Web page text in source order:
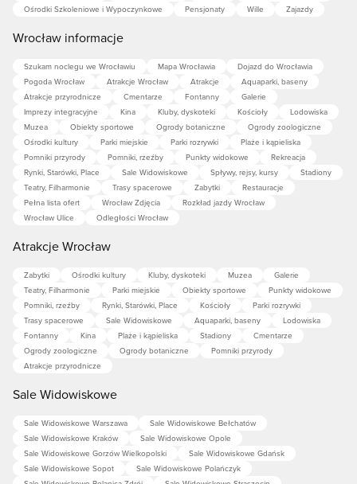
Ośrodki Szkoleniowe i Wypoczynkowe
Pensjonaty Wille Zajazdy
Wrocław informacje
Szukam noclegu we Wrocławiu Mapa Wrocławia
Dojazd do Wrocławia
Pogoda Wrocław
Atrakcje Wrocław Atrakcje
Aquaparki, baseny
Atrakcje przyrodnicze
Cmentarze Fontanny
Galerie
Imprezy integracyjne
Kina Kluby, dyskoteki Kościoły
Lodowiska
Muzea
Obiekty sportowe Ogrody botaniczne
Ogrody zoologiczne
Ośrodki kultury
Parki miejskie Parki rozrywki
Plaże i kąpieliska
Pomniki przyrody
Pomniki, rzeźby Punkty widokowe
Rekreacja
Rynki, Starówki, Place
Sale Widowiskowe Spływy, rejsy, kursy
Stadiony
Teatry, Filharmonie
Trasy spacerowe Zabytki
Restauracje
Pełna lista ofert
Wrocław Zdjęcia
Rozkład jazdy Wrocław
Wrocław Ulice
Odległości Wrocław
Atrakcje Wrocław
Zabytki Ośrodki kultury Kluby, dyskoteki Muzea
Galerie
Teatry, Filharmonie
Parki miejskie Obiekty sportowe
Punkty widokowe
Pomniki, rzeźby
Rynki, Starówki, Place Kościoły
Parki rozrywki
Trasy spacerowe
Sale Widowiskowe Aquaparki, baseny
Lodowiska
Fontanny
Kina Plaże i kąpieliska Stadiony
Cmentarze
Ogrody zoologiczne
Ogrody botaniczne
Pomniki przyrody
Atrakcje przyrodnicze
Sale Widowiskowe
Sale Widowiskowe Warszawa
Sale Widowiskowe Bełchatów
Sale Widowiskowe Kraków
Sale Widowiskowe Opole
Sale Widowiskowe Gorzów Wielkopolski
Sale Widowiskowe Gdańsk
Sale Widowiskowe Sopot
Sale Widowiskowe Polańczyk